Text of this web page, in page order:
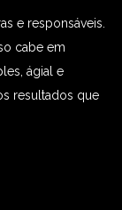
e responsáveis.
cabe em
ágial e
resultados que